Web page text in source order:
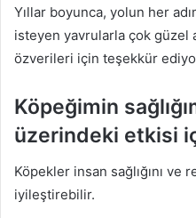
Yıllar boyunca, yolun her
isteyen yavrularla çok güzel
özverileri için teşekkür
Köpeğimin
üzerindeki etkisi
Köpekler insan sağlığını ve
iyileştirebilir.